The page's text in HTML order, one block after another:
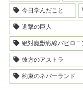
今日学んだこと
進撃の巨人
絶対魔獣戦線バビロニ
彼方のアストラ
約束のネバーランド